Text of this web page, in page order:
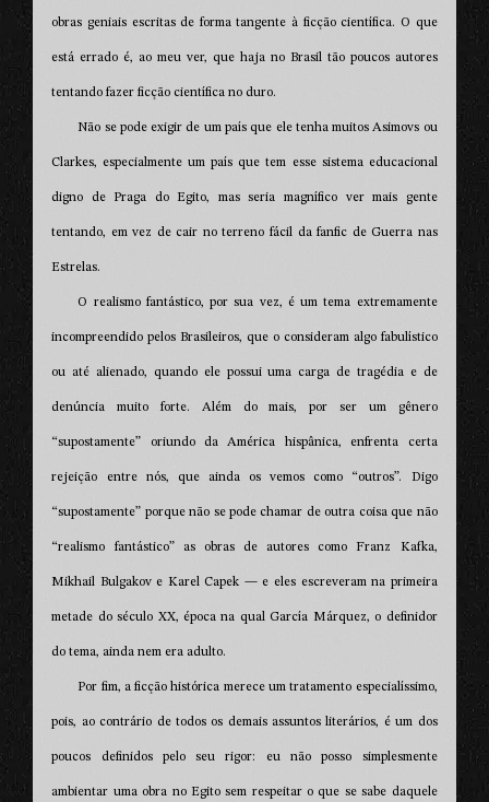
obras geniais escritas de forma tangente à ficção científica. O que
está errado é, ao meu ver, que haja no Brasil tão poucos autores
tentando fazer ficção científica no duro.
Não se pode exigir de um país que ele tenha muitos Asimovs ou
Clarkes, especialmente um país que tem esse sistema educacional
digno de Praga do Egito, mas seria magnífico ver mais gente
tentando, em vez de cair no terreno fácil da fanfic de Guerra nas
Estrelas.
O realismo fantástico, por sua vez, é um tema extremamente
incompreendido pelos Brasileiros, que o consideram algo fabulístico
ou até alienado, quando ele possui uma carga de tragédia e de
denúncia muito forte. Além do mais, por ser um gênero
“supostamente” oriundo da América hispânica, enfrenta certa
rejeição entre nós, que ainda os vemos como “outros”. Digo
“supostamente” porque não se pode chamar de outra coisa que não
“realismo fantástico” as obras de autores como Franz Kafka,
Mikhail Bulgakov e Karel Capek — e eles escreveram na primeira
metade do século XX, época na qual García Márquez, o definidor
do tema, ainda nem era adulto.
Por fim, a ficção histórica merece um tratamento especialíssimo,
pois, ao contrário de todos os demais assuntos literários, é um dos
poucos definidos pelo seu rigor: eu não posso simplesmente
ambientar uma obra no Egito sem respeitar o que se sabe daquele